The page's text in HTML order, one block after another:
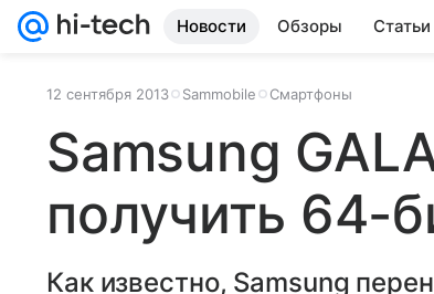
Новости Обзоры Статьи
12 сентября 2013 Sammobile Смартфоны
Samsung
получить 64-
Как известно, Samsung